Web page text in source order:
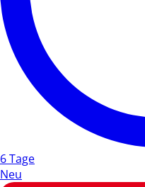
6 Tage
Neu